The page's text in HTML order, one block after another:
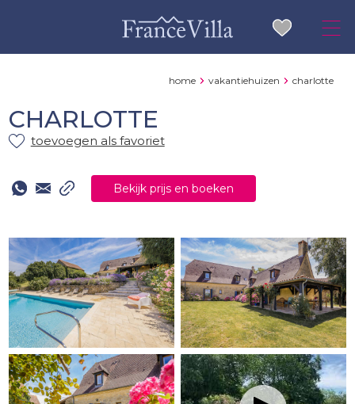
home vakantiehuizen charlotte
CHARLOTTE
toevoegen als favoriet
Bekijk prijs en boeken